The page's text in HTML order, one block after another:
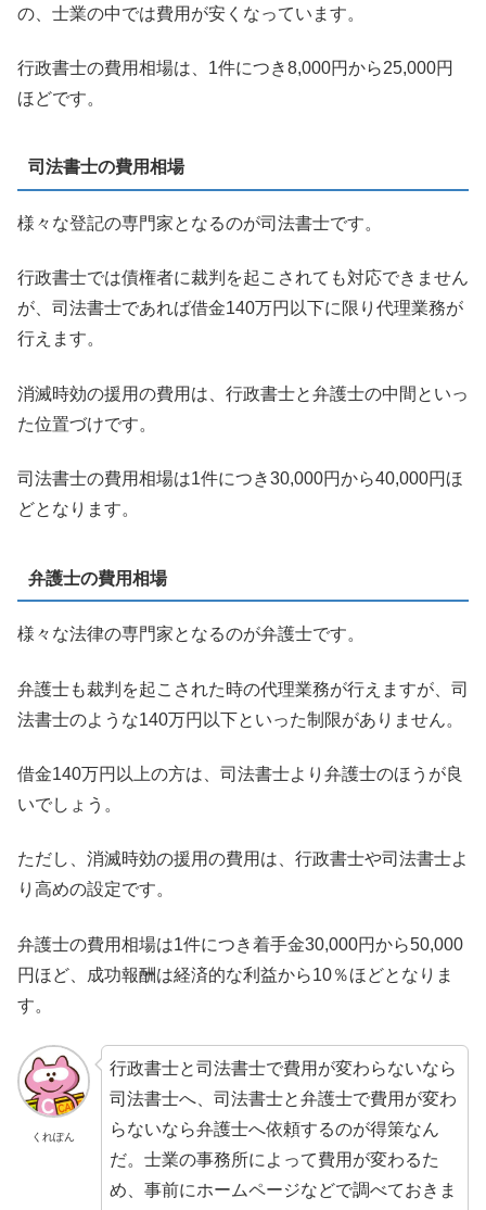
の、士業の中では費用が安くなっています。
行政書士の費用相場は、1件につき8,000円から25,000円
ほどです。
司法書士の費用相場
様々な登記の専門家となるのが司法書士です。
行政書士では債権者に裁判を起こされても対応できません
が、司法書士であれば借金140万円以下に限り代理業務が
行えます。
消滅時効の援用の費用は、行政書士と弁護士の中間といっ
た位置づけです。
司法書士の費用相場は1件につき30,000円から40,000円ほ
どとなります。
弁護士の費用相場
様々な法律の専門家となるのが弁護士です。
弁護士も裁判を起こされた時の代理業務が行えますが、司
法書士のような140万円以下といった制限がありません。
借金140万円以上の方は、司法書士より弁護士のほうが良
いでしょう。
ただし、消滅時効の援用の費用は、行政書士や司法書士よ
り高めの設定です。
弁護士の費用相場は1件につき着手金30,000円から50,000
円ほど、成功報酬は経済的な利益から10％ほどとなりま
す。
くれぽん
行政書士と司法書士で費用が変わらないなら
司法書士へ、司法書士と弁護士で費用が変わ
らないなら弁護士へ依頼するのが得策なん
だ。士業の事務所によって費用が変わるた
め、事前にホームページなどで調べておきま